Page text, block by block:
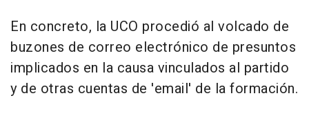
En concreto, la UCO procedió al volcado de
buzones de correo electrónico de presuntos
implicados en la causa vinculados al partido
y de otras cuentas de 'email' de la formación.